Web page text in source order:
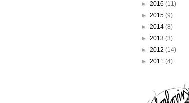
► 2016 (11)
► 2015 (9)
► 2014 (8)
► 2013 (3)
► 2012 (14)
► 2011 (4)